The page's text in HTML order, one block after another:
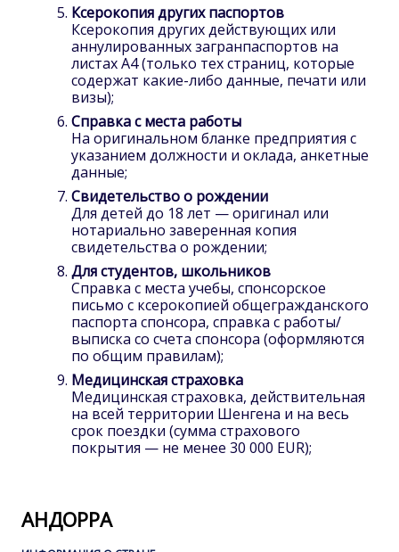
Ксерокопия других паспортов
Ксерокопия других действующих или
аннулированных загранпаспортов на
листах А4 (только тех страниц, которые
содержат какие-либо данные, печати или
визы);
Справка с места работы
На оригинальном бланке предприятия с
указанием должности и оклада, анкетные
данные;
Свидетельство о рождении
Для детей до 18 лет — оригинал или
нотариально заверенная копия
свидетельства о рождении;
Для студентов, школьников
Справка с места учебы, спонсорское
письмо с ксерокопией общегражданского
паспорта спонсора, справка с работы/
выписка со счета спонсора (оформляются
по общим правилам);
Медицинская страховка
Медицинская страховка, действительная
на всей территории Шенгена и на весь
срок поездки (сумма страхового
покрытия — не менее 30 000 EUR);
АНДОРРА